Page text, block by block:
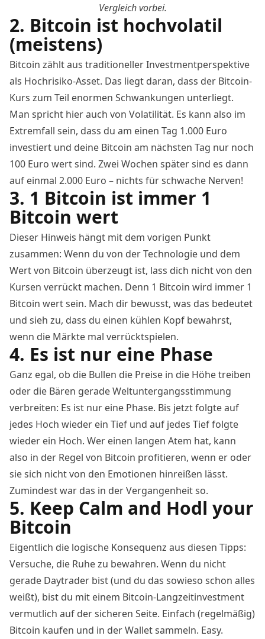
Vergleichvorbei.
2. Bitcoin ist hochvolatil
(meistens)
Bitcoin zählt aus traditioneller Investmentperspektive
als Hochrisiko-Asset. Das liegt daran, dass der Bitcoin-
Kurs zum Teil enormen Schwankungen unterliegt.
Man spricht hier auch von Volatilität. Es kann also im
Extremfall sein, dass du am einen Tag 1.000 Euro
investiert und deine Bitcoin am nächsten Tag nur noch
100 Euro wert sind. Zwei Wochen später sind es dann
auf einmal 2.000 Euro – nichts für schwache Nerven!
3. 1 Bitcoin ist immer 1
Bitcoin wert
Dieser Hinweis hängt mit dem vorigen Punkt
zusammen: Wenn du von der Technologie und dem
Wert von Bitcoin überzeugt ist, lass dich nicht von den
Kursen verrückt machen. Denn 1 Bitcoin wird immer 1
Bitcoin wert sein. Mach dir bewusst, was das bedeutet
und sieh zu, dass du einen kühlen Kopf bewahrst,
wenn die Märkte mal verrücktspielen.
4. Es ist nur eine Phase
Ganz egal, ob die Bullen die Preise in die Höhe treiben
oder die Bären gerade Weltuntergangsstimmung
verbreiten: Es ist nur eine Phase. Bis jetzt folgte auf
jedes Hoch wieder ein Tief und auf jedes Tief folgte
wieder ein Hoch. Wer einen langen Atem hat, kann
also in der Regel von Bitcoin profitieren, wenn er oder
sie sich nicht von den Emotionen hinreißen lässt.
Zumindest war das in der Vergangenheit so.
5. Keep Calm and Hodl your
Bitcoin
Eigentlich die logische Konsequenz aus diesen Tipps:
Versuche, die Ruhe zu bewahren. Wenn du nicht
gerade Daytrader bist (und du das sowieso schon alles
weißt), bist du mit einem Bitcoin-Langzeitinvestment
vermutlich auf der sicheren Seite. Einfach (regelmäßig)
Bitcoin kaufen und in der Wallet sammeln. Easy.